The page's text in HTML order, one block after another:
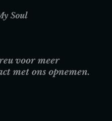
Soul
voor meer
met ons opnemen.